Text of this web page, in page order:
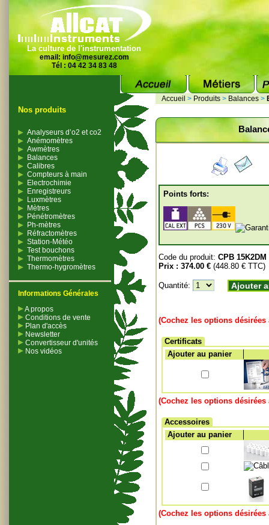
La culture de l'instrumentation
email: info@mesurez.com
Tél : 04 42 34 83 48
Nos produits
Analyseurs d’o2 et co2
Anémomètres
Awmètres
Balances
Calibres
Compteurs à main
Electrochimie
Enregistreurs
Luxmètres
Mètres
Pénétromètres
Ph-mètres
Réfractomètres
Station-Météo
Test bouchons
Thermomètres
Thermo-hygromètres
Informations Générales
A propos
Conditions de vente
Plan d'accès
Newsletter
Convertisseur d'unités
Nos vidéos
Accueil > Produits > Balances >
Points forts:
Code du produit: CPB 15K2DM
Prix : 374.00 € (448.80 € TTC)
Quantité: Ajouter
(Cochez les options
Certificats
Ajouter au panier
(Cochez les options
Accessoires
Ajouter au panier
(Cochez les options